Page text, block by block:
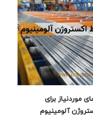
برای
آلومینیوم